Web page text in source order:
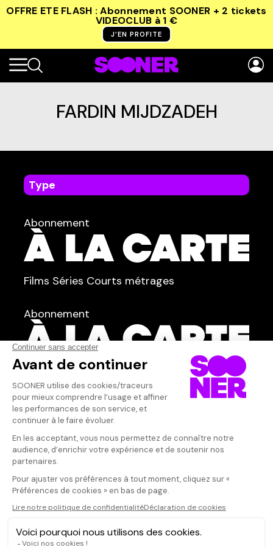
OFFRE ETE FLASH : Abonnement SOONER + 2 tickets
VIDEOCLUB à 1 €
J’EN PROFITE
FARDIN MIJDZADEH
Type
Abonnement
Films Séries Courts métrages
Abonnement
Acteur·rice
Qui sommes-nous ?
Dispo dans l'abonnement
Actionnaires
Mentions légales
Données personnelles - Cookies
FAQ